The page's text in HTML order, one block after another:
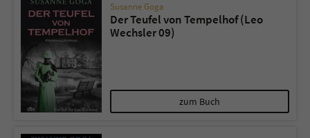
Susanne Goga
Der Teufel von Tempelhof (Leo
Wechsler 09)
zum Buch